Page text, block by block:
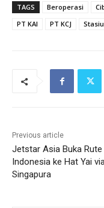
TAGS Beroperasi
PT KAI
PT KCJ
Previous article
Jetstar Asia Buka Rute
Indonesia ke Hat Yai
Singapura